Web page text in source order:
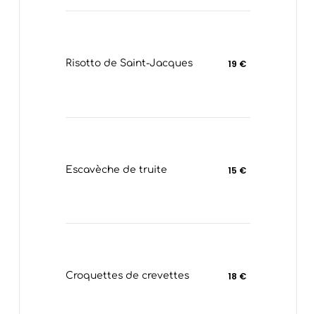
Risotto de Saint-Jacques 19 €
Escavèche de truite 15 €
Croquettes de crevettes 18 €